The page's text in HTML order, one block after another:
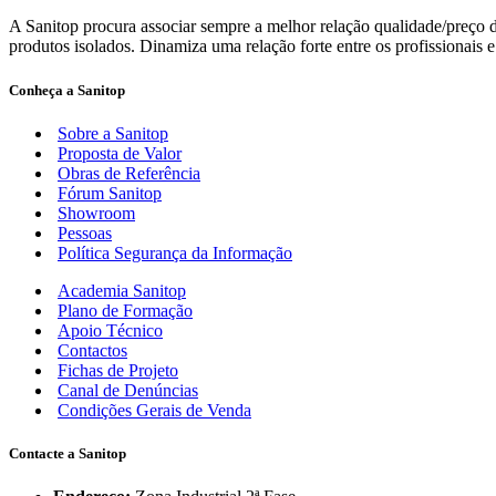
A Sanitop procura associar sempre a melhor relação qualidade/
produtos isolados. Dinamiza uma relação forte entre os profissionais
Conheça a Sanitop
Sobre a Sanitop
Proposta de Valor
Obras de Referência
Fórum Sanitop
Showroom
Pessoas
Política Segurança da Informação
Academia Sanitop
Plano de Formação
Apoio Técnico
Contactos
Fichas de Projeto
Canal de Denúncias
Condições Gerais de Venda
Contacte a Sanitop